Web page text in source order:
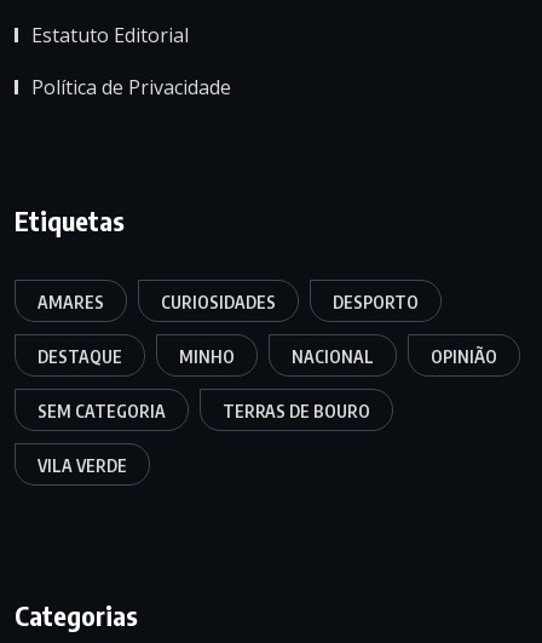
Estatuto Editorial
Política de Privacidade
Etiquetas
AMARES CURIOSIDADES DESPORTO
DESTAQUE MINHO NACIONAL OPINIÃO
SEM CATEGORIA TERRAS DE BOURO
VILA VERDE
Categorias